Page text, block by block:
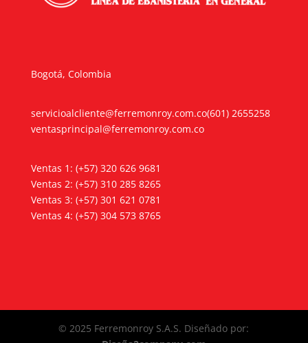
Bogotá, Colombia
servicioalcliente@ferremonroy.com.co
ventasprincipal@ferremonroy.com.co
(601) 2655258
Ventas 1: (+57) 320 626 9681
Ventas 2: (+57) 310 285 8265
Ventas 3: (+57) 301 621 0781
Ventas 4: (+57) 304 573 8765
© 2025 Ferremonroy S.A.S. Diseñado por: